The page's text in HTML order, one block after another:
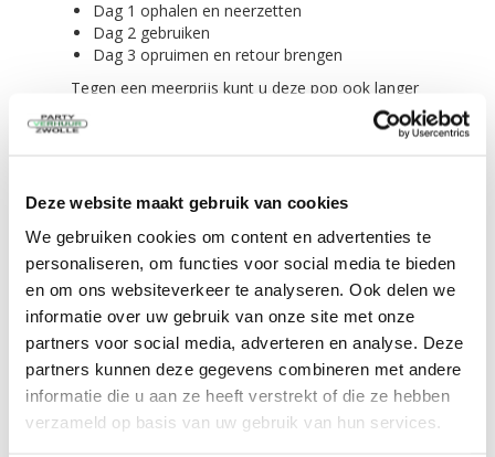
Deze website maakt gebruik van cookies
We gebruiken cookies om content en advertenties te
personaliseren, om functies voor social media te bieden
en om ons websiteverkeer te analyseren. Ook delen we
informatie over uw gebruik van onze site met onze
partners voor social media, adverteren en analyse. Deze
partners kunnen deze gegevens combineren met andere
informatie die u aan ze heeft verstrekt of die ze hebben
verzameld op basis van uw gebruik van hun services.
Dag 1 ophalen en neerzetten
Dag 2 gebruiken
Dag 3 opruimen en retour brengen
Tegen een meerprijs kunt u deze pop ook langer
huren. Vraag ons naar de voorwaarden.
zelf, maar deze luie bankzitter kan wel wat hulp
gebruiken. Liefst met z'n tweeën.
De blower bevestigt u aan de pop en dan staat
deze feest pop binnen 5 minuten te shinen in de
tuin.
Alles wordt meegeleverd!
De opblaaspop bankzitter zelf in een transport
zak
Scheer/spanlijnen,